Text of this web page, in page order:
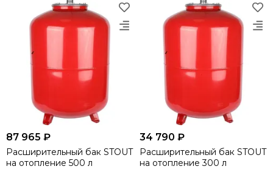
87 965 ₽
Расширительный бак STOUT
на отопление 500 л
34 790 ₽
Расширительный бак STOUT
на отопление 300 л